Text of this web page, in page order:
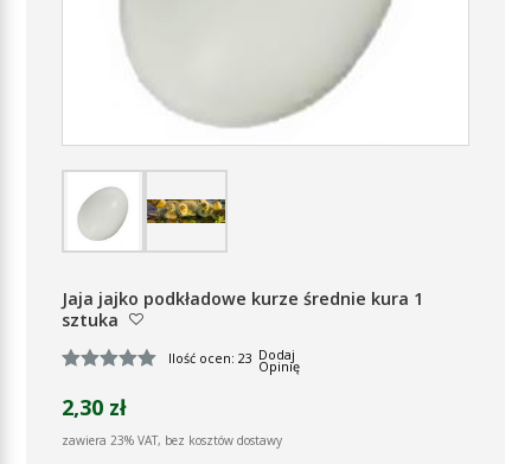
Jaja jajko podkładowe kurze średnie kura 1
sztuka
Ilość ocen: 23 Dodaj
Opinię
2,30 zł
zawiera 23% VAT, bez kosztów dostawy